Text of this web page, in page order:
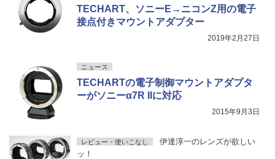
TECHART、ソニーE→ニコンZ用の電子
接点付きマウントアダプター
2019年2月27日
ニュース
TECHARTの電子制御マウントアダプタ
ーがソニーα7R IIに対応
2015年9月3日
レビュー・使いこなし
伊達淳一のレンズが欲しい
ッ！